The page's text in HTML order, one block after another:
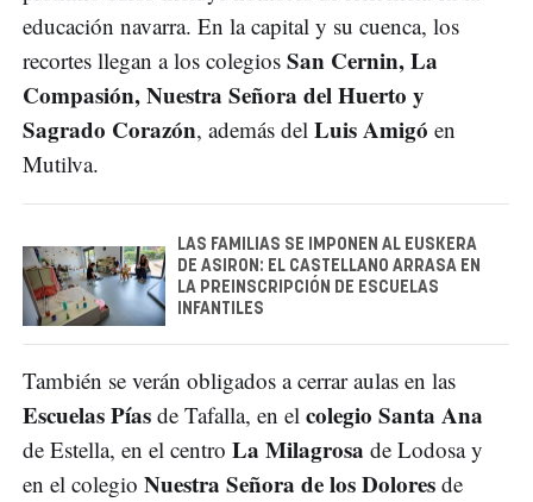
educación navarra. En la capital y su cuenca, los
recortes llegan a los colegios San Cernin, La
Compasión, Nuestra Señora del Huerto y
Sagrado Corazón, además del Luis Amigó en
Mutilva.
LAS FAMILIAS SE IMPONEN AL EUSKERA
DE ASIRON: EL CASTELLANO ARRASA EN
LA PREINSCRIPCIÓN DE ESCUELAS
INFANTILES
También se verán obligados a cerrar aulas en las
Escuelas Pías de Tafalla, en el colegio Santa Ana
de Estella, en el centro La Milagrosa de Lodosa y
en el colegio Nuestra Señora de los Dolores de